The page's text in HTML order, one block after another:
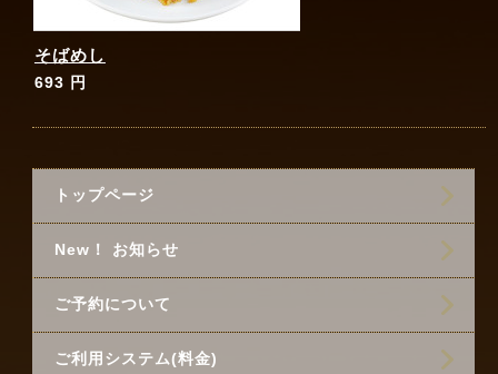
そばめし
693 円
トップページ
New！ お知らせ
ご予約について
ご利用システム(料金)